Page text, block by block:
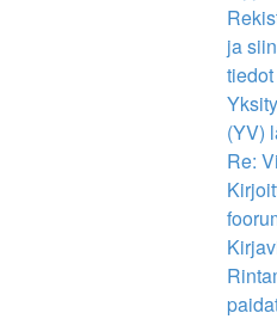
ja
tiedot
(YV)
Re: